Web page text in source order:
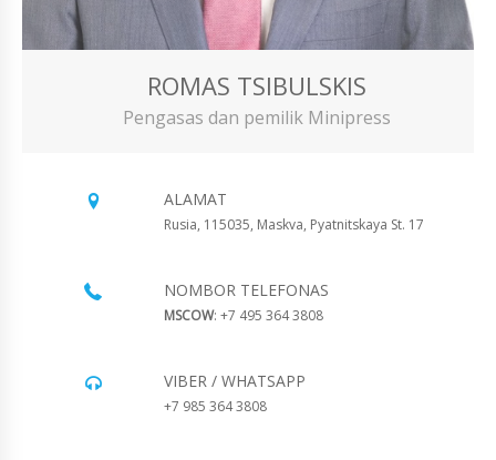
ROMAS TSIBULSKIS
Pengasas dan pemilik Minipress
ALAMAT
Rusia, 115035, Maskva, Pyatnitskaya St. 17
NOMBOR TELEFONAS
MSCOW: +7 495 364 3808
VIBER / WHATSAPP
+7 985 364 3808